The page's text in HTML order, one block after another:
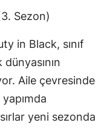
Sezon)
in Black, sınıf
Aile çevresinde
yeni sezonda